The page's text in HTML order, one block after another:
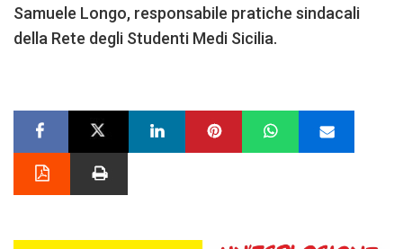
Samuele Longo, responsabile pratiche sindacali
della Rete degli Studenti Medi Sicilia.